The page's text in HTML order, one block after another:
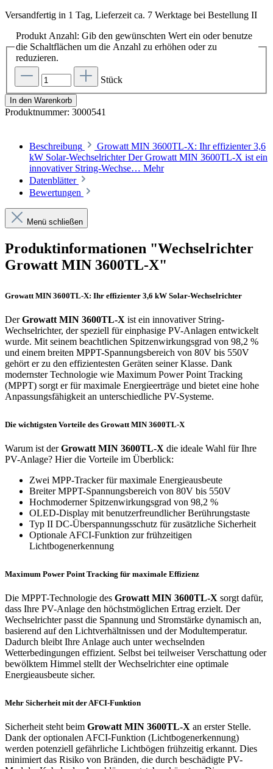
Versandfertig in 1 Tag, Lieferzeit ca. 7 Werktage bei Bestellung II
Produkt Anzahl: Gib den gewünschten Wert ein oder benutze
die Schaltflächen um die Anzahl zu erhöhen oder zu
reduzieren.
Stück
In den Warenkorb
Produktnummer: 3000541
Beschreibung
Growatt MIN 3600TL-X: Ihr effizienter 3,6
kW Solar-Wechselrichter Der Growatt MIN 3600TL-X ist ein
innovativer String-Wechse… Mehr
Datenblätter
Bewertungen
Menü schließen
Produktinformationen "Wechselrichter
Growatt MIN 3600TL-X"
Growatt MIN 3600TL-X: Ihr effizienter 3,6 kW Solar-Wechselrichter
DerGrowatt MIN 3600TL-X ist ein innovativer String-
Wechselrichter, der speziell für einphasige PV-Anlagen entwickelt
wurde. Mit seinem beachtlichen Spitzenwirkungsgrad von 98,2 %
und einem breiten MPPT-Spannungsbereich von 80V bis 550V
gehört er zu den effizientesten Geräten seiner Klasse. Dank
modernster Technologie wie Maximum Power Point Tracking
(MPPT) sorgt er für maximale Energieerträge und bietet eine hohe
Anpassungsfähigkeit an unterschiedliche PV-Systeme.
Die wichtigsten Vorteile des Growatt MIN 3600TL-X
Warum ist derGrowatt MIN 3600TL-X die ideale Wahl für Ihre
PV-Anlage? Hier die Vorteile im Überblick:
Zwei MPP-Tracker für maximale Energieausbeute
Breiter MPPT-Spannungsbereich von 80V bis 550V
Hochmoderner Spitzenwirkungsgrad von 98,2 %
OLED-Display mit benutzerfreundlicher Berührungstaste
Typ II DC-Überspannungsschutz für zusätzliche Sicherheit
Optionale AFCI-Funktion zur frühzeitigen
Lichtbogenerkennung
Maximum Power Point Tracking für maximale Effizienz
Die MPPT-Technologie des Growatt MIN 3600TL-X sorgt dafür,
dass Ihre PV-Anlage den höchstmöglichen Ertrag erzielt. Der
Wechselrichter passt die Spannung und Stromstärke dynamisch an,
basierend auf den Lichtverhältnissen und der Modultemperatur.
Dadurch bleibt Ihre Anlage auch unter wechselnden
Wetterbedingungen effizient. Selbst bei teilweiser Verschattung oder
bewölktem Himmel stellt der Wechselrichter eine optimale
Energieausbeute sicher.
Mehr Sicherheit mit der AFCI-Funktion
Sicherheit steht beim Growatt MIN 3600TL-X an erster Stelle.
Dank der optionalen AFCI-Funktion (Lichtbogenerkennung)
werden potenziell gefährliche Lichtbögen frühzeitig erkannt. Dies
minimiert das Risiko von Bränden, die durch beschädigte PV-